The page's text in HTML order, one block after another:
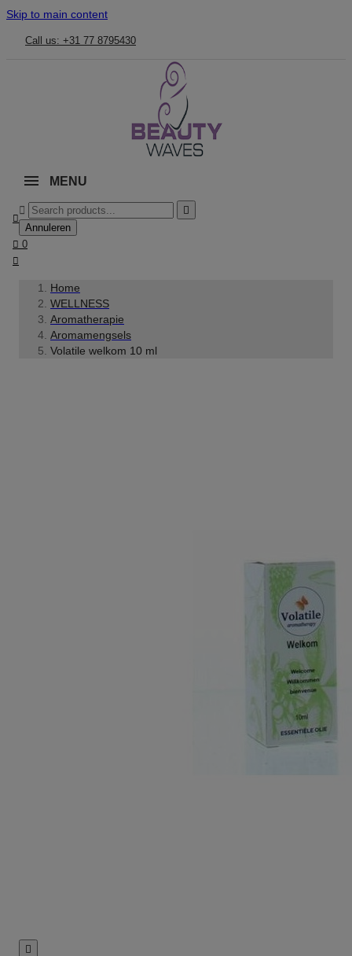
Skip to main content
Call us: +31 77 8795430
MENU



Annuleren
 0

Home
WELLNESS
Aromatherapie
Aromamengsels
Volatile welkom 10 ml
